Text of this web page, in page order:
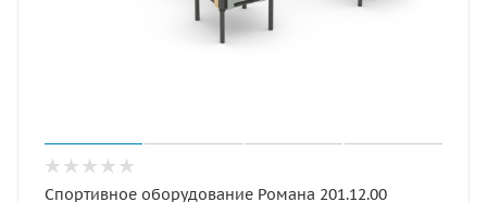
Спортивное оборудование Романа 201.12.00